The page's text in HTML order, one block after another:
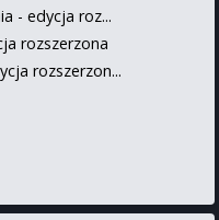
- edycja roz...
rozszerzona
rozszerzon...